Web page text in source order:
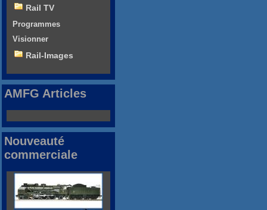
Rail TV
Programmes
Visionner
Rail-Images
AMFG Articles
Nouveauté
commerciale